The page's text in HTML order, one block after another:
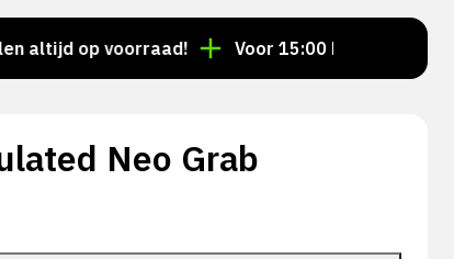
op voorraad! Voor 15:00 besteld = dezelfde
Neo Grab